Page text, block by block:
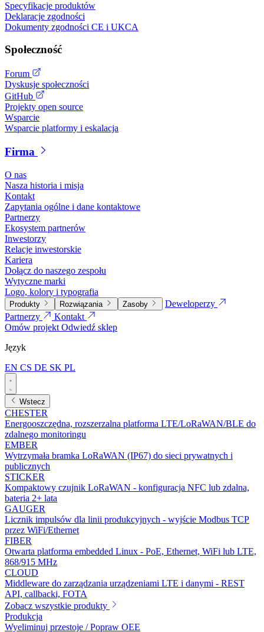
Specyfikacje produktów
Deklaracje zgodności
Dokumenty zgodności CE i UKCA
Społeczność
Forum
Dyskusje społeczności
GitHub
Projekty open source
Wsparcie
Wsparcie platformy i eskalacja
Firma
O nas
Nasza historia i misja
Kontakt
Zapytania ogólne i dane kontaktowe
Partnerzy
Ekosystem partnerów
Inwestorzy
Relacje inwestorskie
Kariera
Dołącz do naszego zespołu
Wytyczne marki
Logo, kolory i typografia
Produkty Rozwiązania Zasoby
Deweloperzy
Partnerzy
Kontakt
Omów projektOdwiedź sklep
Język
EN CS DE SK PL
Wstecz
CHESTER
Energooszczędna, rozszerzalna platforma LTE/LoRaWAN/BLE do
zdalnego monitoringu
EMBER
Wytrzymała bramka LoRaWAN (IP67) do sieci prywatnych i
publicznych
STICKER
Kompaktowy czujnik LoRaWAN - konfiguracja NFC lub zdalna,
bateria 2+ lata
GAUGER
Licznik impulsów dla linii produkcyjnych - wyjście Modbus TCP
przez WiFi/Ethernet
FIBER
Otwarta platforma embedded Linux - PoE, Ethernet, WiFi lub LTE,
868/915 MHz
CLOUD
Middleware do zarządzania urządzeniami LTE i danymi - REST
API, callbacki, FOTA
Zobacz wszystkie produkty
Produkcja
Wyeliminuj przestoje / Popraw OEE